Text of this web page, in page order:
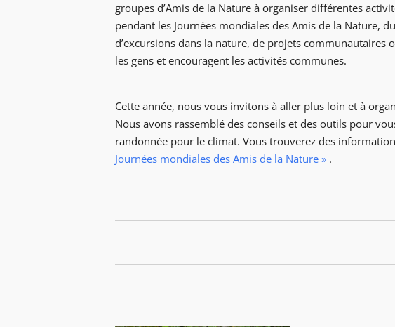
groupes d’Amis de la Nature à organiser différentes
pendant les Journées mondiales des Amis de la Nature,
d’excursions dans la nature, de projets communautaires
les gens et encouragent les activités communes.
Cette année, nous vous invitons à aller plus loin et à
Nous avons rassemblé des conseils et des outils pour
randonnée pour le climat. Vous trouverez des
Journées mondiales des Amis de la Nature » .